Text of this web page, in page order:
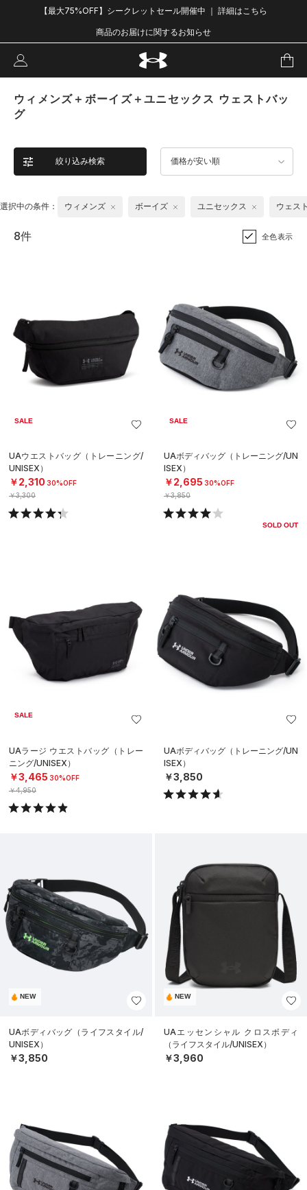
【最大75%OFF】シークレットセール開催中 ｜ 詳細はこちら
商品のお届けに関するお知らせ
ウィメンズ＋ボーイズ＋ユニセックス ウェストバッ
グ
絞り込み検索 価格が安い順
選択中の条件： ウィメンズ ボーイズ ユニセックス ウェス
8件 全色表示
SALE
UAウエストバッグ（トレーニング/
UNISEX）
￥2,310 30%OFF
￥3,300
SALE
UAボディバッグ（トレーニング/UN
ISEX）
￥2,695 30%OFF
￥3,850
SOLD OUT
SALE
UAラージ ウエストバッグ（トレー
ニング/UNISEX）
￥3,465 30%OFF
￥4,950
UAボディバッグ（トレーニング/UN
ISEX）
￥3,850
NEW
UAボディバッグ（ライフスタイル/
UNISEX）
￥3,850
NEW
UAエッセンシャル クロスボディ
（ライフスタイル/UNISEX）
￥3,960